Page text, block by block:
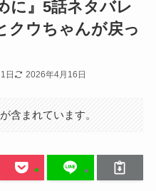
に』5話ネタバレ
クウちゃんが戻っ
日 2026年4月16日
含まれています。